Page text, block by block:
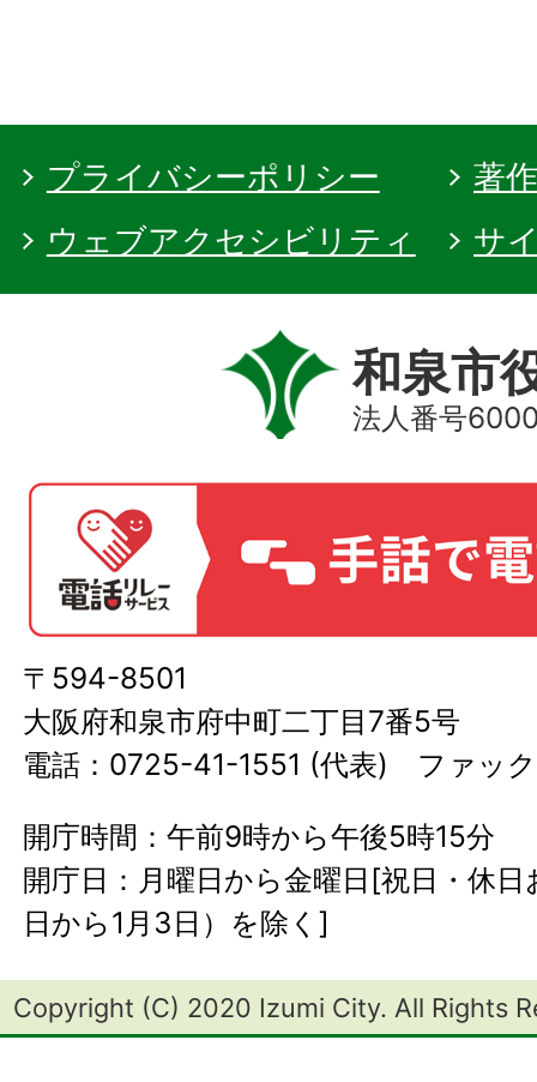
プライバシーポリシー
著
ウェブアクセシビリティ
サ
和泉市
法人番号
〒594-8501
大阪府和泉市府中町二丁目7番5号
電話：0725-41-1551 (代表) ファッ
開庁時間：午前9時から午後5時15分
開庁日：月曜日から金曜日[祝日・休
日から1月3日）を除く]
Copyright (C) 2020 Izumi City. All Rights